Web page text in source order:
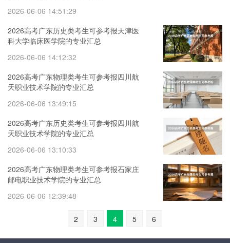
2026-06-06 14:51:29
2026高考广东历史类考生可参考报天津医
科大学临床医学院的专业汇总
2026-06-06 14:12:32
2026高考广东物理类考生可参考报四川航
天职业技术学院的专业汇总
2026-06-06 13:49:15
2026高考广东历史类考生可参考报四川航
天职业技术学院的专业汇总
2026-06-06 13:10:33
2026高考广东物理类考生可参考报石家庄
邮电职业技术学院的专业汇总
2026-06-06 12:39:48
2 3 4 5 6